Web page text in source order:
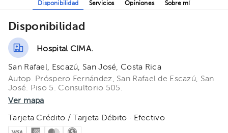
Disponibilidad Servicios Opiniones Sobre mí
Disponibilidad
Hospital CIMA.
San Rafael, Escazú, San José, Costa Rica
Autop. Próspero Fernández, San Rafael de Escazú, San
José. Piso 5. Consultorio 505.
Ver mapa
Tarjeta Crédito / Tarjeta Débito · Efectivo